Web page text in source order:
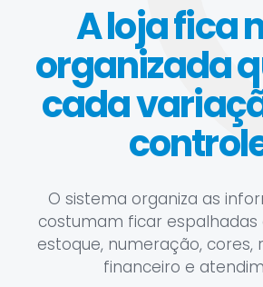
A loja fica
organizada
cada
O sistema organiza as
costumam ficar espalhadas
estoque, numeração, cores,
financeiro e